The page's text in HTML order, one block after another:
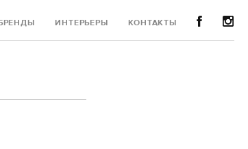
БРЕНДЫ ИНТЕРЬЕРЫ КОНТАКТЫ